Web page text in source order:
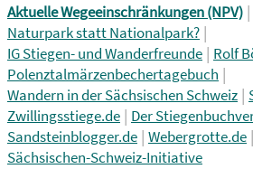
Aktuelle Wegeeinschränkungen (NPV) |
Naturpark statt Nationalpark? |
IG Stiegen- und Wanderfreunde | Rolf
Polenztalmärzenbechertagebuch |
Wandern in der Sächsischen Schweiz |
Zwillingsstiege.de | Der
Sandsteinblogger.de | Webergrotte.de |
Sächsischen-Schweiz-Initiative